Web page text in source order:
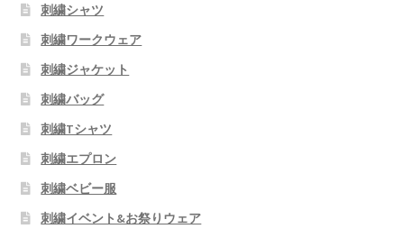
刺繍シャツ
刺繍ワークウェア
刺繍ジャケット
刺繍バッグ
刺繍Tシャツ
刺繍エプロン
刺繍ベビー服
刺繍イベント&お祭りウェア